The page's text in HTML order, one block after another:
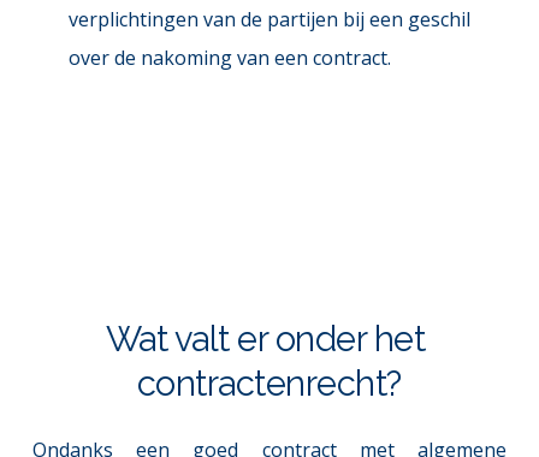
verplichtingen van de partijen bij een geschil
over de nakoming van een contract.
Wat valt er onder het
contractenrecht?
Ondanks een goed contract met algemene